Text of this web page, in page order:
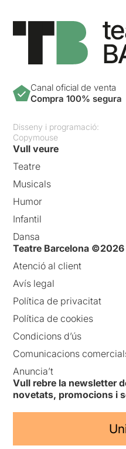
Canal oficial de venta
Compra 100% segura
Disseny i programació:
Copymouse
Vull veure
Teatre
Musicals
Humor
Infantil
Dansa
Teatre Barcelona ©2026
Atenció al client
Avís legal
Política de privacitat
Política de cookies
Condicions d’ús
Comunicacions
Anuncia’t
Vull rebre la newsletter
novetats, promocions i